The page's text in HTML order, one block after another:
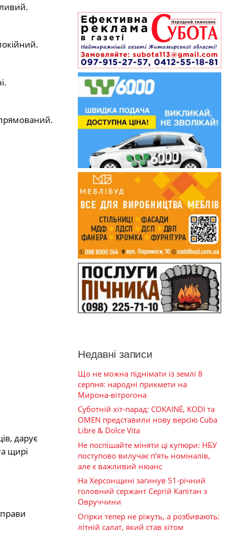
дарує
щирі
Недавні записи
Що не можна піднімати із землі 8
серпня: народні прикмети на
Мирона-вітрогона
Суботній хіт-парад: COKAINÉ, KODI та
OMEN представили нову версію Cuba
Libre & Dolce Vita
Не поспішайте міняти ці купюри: НБУ
поступово вилучає п’ять номіналів,
але є важливий нюанс
На Херсонщині загинув 51-річний
головний сержант Сергій Капітан з
Овруччини
Огірки тепер не ріжуть, а розбивають:
літній салат, який став хітом